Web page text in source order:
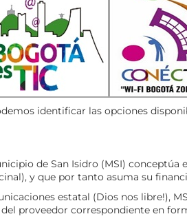
identificar las opciones
de San Isidro (MSI)
y que por tanto asuma su
estatal (Dios nos libre!),
proveedor correspondiente en